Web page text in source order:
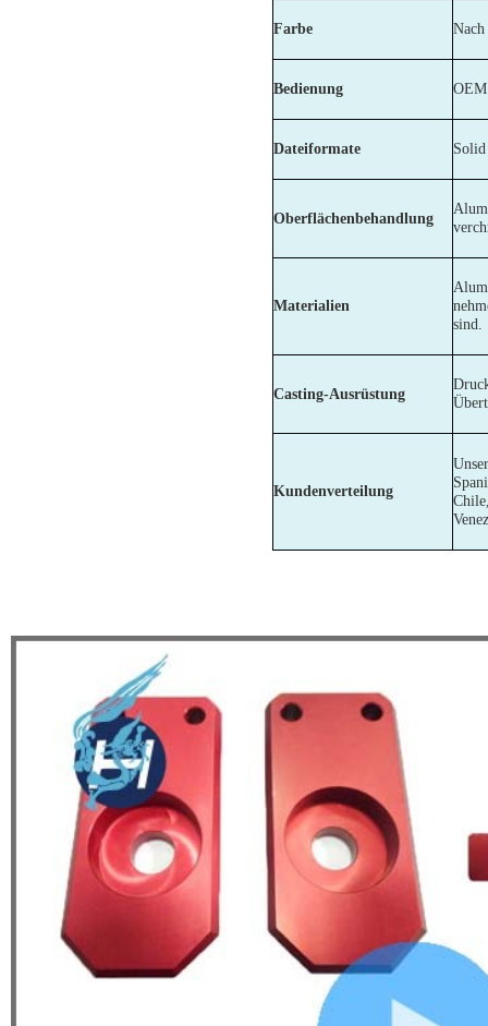
Farbe
Bedienung
Dateiformate
Oberflächenbehandlung
Materialien
sind.
Casting-Ausrüstung
Kundenverteilung